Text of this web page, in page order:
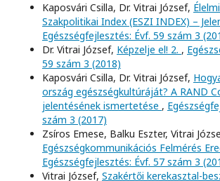
Kaposvári Csilla, Dr. Vitrai József,
Szakpolitikai Index (ESZI INDEX) –
Egészségfejlesztés: Évf. 59 szám 3
Dr. Vitrai József, Képzelje el! 2. ,
59 szám 3 (2018)
Kaposvári Csilla, Dr. Vitrai József,
ország egészségkultúráját? A RAND
jelentésének ismertetése ,
szám 3 (2017)
Zsíros Emese, Balku Eszter, Vitrai
Egészségkommunikációs Felmérés
Egészségfejlesztés: Évf. 57 szám 3
Vitrai József, Szakértői kerekasztal-